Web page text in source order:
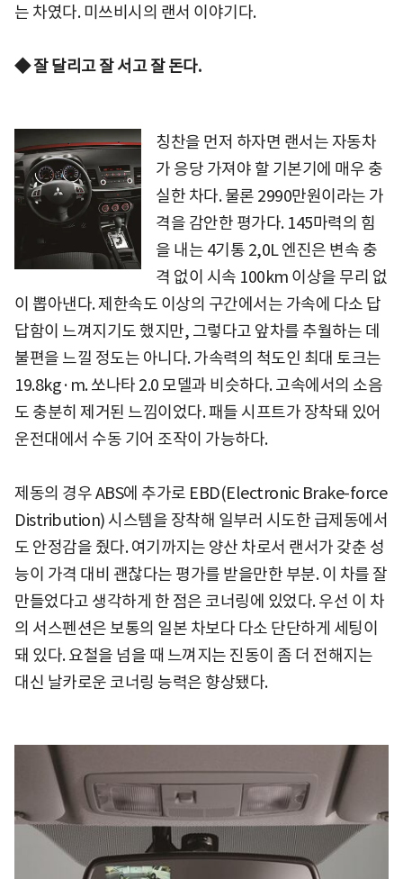
는 차였다. 미쓰비시의 랜서 이야기다.
◆ 잘 달리고 잘 서고 잘 돈다.
칭찬을 먼저 하자면 랜서는 자동차
가 응당 가져야 할 기본기에 매우 충
실한 차다. 물론 2990만원이라는 가
격을 감안한 평가다. 145마력의 힘
을 내는 4기통 2,0L 엔진은 변속 충
격 없이 시속 100km 이상을 무리 없
이 뽑아낸다. 제한속도 이상의 구간에서는 가속에 다소 답
답함이 느껴지기도 했지만, 그렇다고 앞차를 추월하는 데
불편을 느낄 정도는 아니다. 가속력의 척도인 최대 토크는
19.8kg·m. 쏘나타 2.0 모델과 비슷하다. 고속에서의 소음
도 충분히 제거된 느낌이었다. 패들 시프트가 장착돼 있어
운전대에서 수동 기어 조작이 가능하다.
제동의 경우 ABS에 추가로 EBD(Electronic Brake-force
Distribution) 시스템을 장착해 일부러 시도한 급제동에서
도 안정감을 줬다. 여기까지는 양산 차로서 랜서가 갖춘 성
능이 가격 대비 괜찮다는 평가를 받을만한 부분. 이 차를 잘
만들었다고 생각하게 한 점은 코너링에 있었다. 우선 이 차
의 서스펜션은 보통의 일본 차보다 다소 단단하게 세팅이
돼 있다. 요철을 넘을 때 느껴지는 진동이 좀 더 전해지는
대신 날카로운 코너링 능력은 향상됐다.